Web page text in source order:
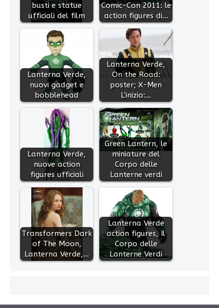
busti e statue
ufficiali del film
Comic-Con 2011: le
action figures di…
Lanterna Verde,
nuovi gadget e
bobblehead
Lanterna Verde,
On the Road:
poster; X-Men
L'inizio:…
Lanterna Verde,
nuove action
figures ufficiali
Green Lantern, le
miniature del
Corpo delle
Lanterne verdi
Transformers Dark
of The Moon,
Lanterna Verde,…
Lanterna Verde
action figures, Il
Corpo delle
Lanterne Verdi